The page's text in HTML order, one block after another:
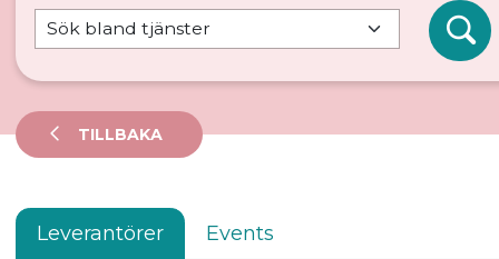
TILLBAKA
Leverantörer Events